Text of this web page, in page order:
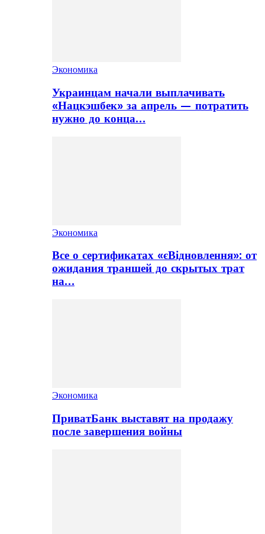
Экономика
Украинцам начали выплачивать
«Нацкэшбек» за апрель — потратить
нужно до конца…
Экономика
Все о сертификатах «єВідновлення»: от
ожидания траншей до скрытых трат
на…
Экономика
ПриватБанк выставят на продажу
после завершения войны